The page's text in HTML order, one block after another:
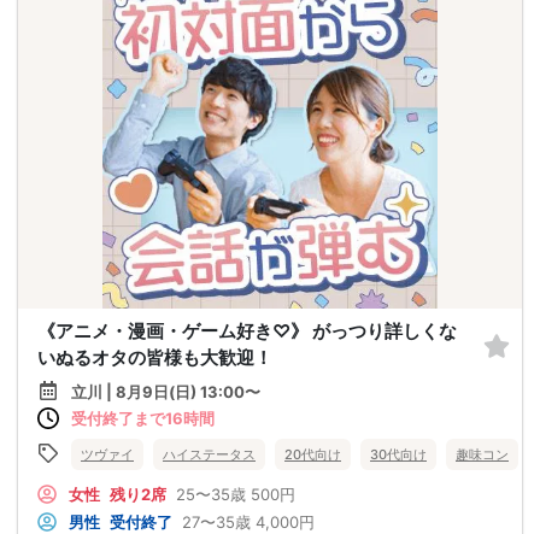
《アニメ・漫画・ゲーム好き♡》 がっつり詳しくな
いぬるオタの皆様も大歓迎！
立川 | 8月9日(日) 13:00〜
受付終了まで16時間
ツヴァイ ハイステータス 20代向け 30代向け 趣味コン
女性 残り2席 25〜35歳 500円
男性 受付終了 27〜35歳 4,000円